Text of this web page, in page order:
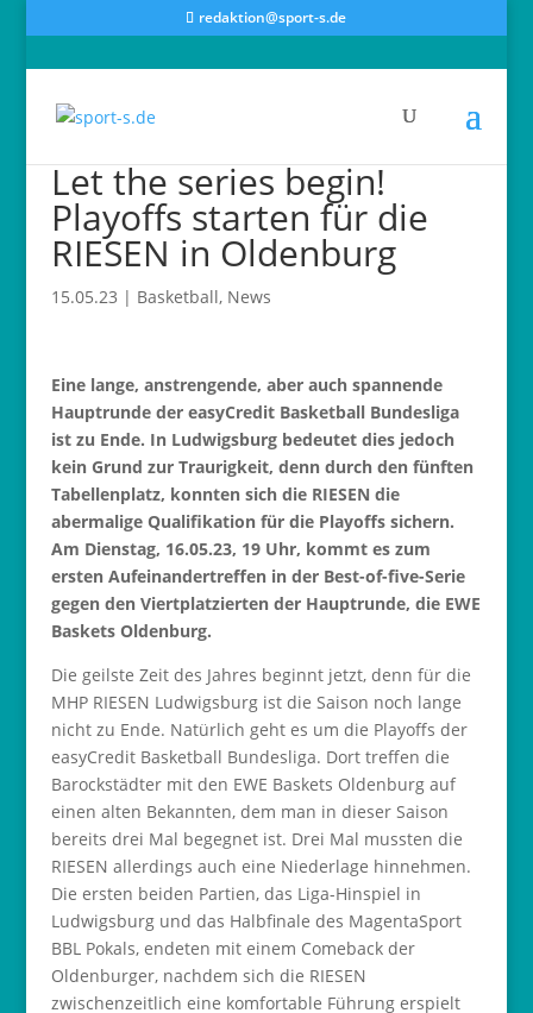
redaktion@sport-s.de
Let the series begin!
Playoffs starten für die
RIESEN in Oldenburg
15.05.23 | Basketball, News
Eine lange, anstrengende, aber auch spannende
Hauptrunde der easyCredit Basketball Bundesliga
ist zu Ende. In Ludwigsburg bedeutet dies jedoch
kein Grund zur Traurigkeit, denn durch den fünften
Tabellenplatz, konnten sich die RIESEN die
abermalige Qualifikation für die Playoffs sichern.
Am Dienstag, 16.05.23, 19 Uhr, kommt es zum
ersten Aufeinandertreffen in der Best-of-five-Serie
gegen den Viertplatzierten der Hauptrunde, die EWE
Baskets Oldenburg.
Die geilste Zeit des Jahres beginnt jetzt, denn für die
MHP RIESEN Ludwigsburg ist die Saison noch lange
nicht zu Ende. Natürlich geht es um die Playoffs der
easyCredit Basketball Bundesliga. Dort treffen die
Barockstädter mit den EWE Baskets Oldenburg auf
einen alten Bekannten, dem man in dieser Saison
bereits drei Mal begegnet ist. Drei Mal mussten die
RIESEN allerdings auch eine Niederlage hinnehmen.
Die ersten beiden Partien, das Liga-Hinspiel in
Ludwigsburg und das Halbfinale des MagentaSport
BBL Pokals, endeten mit einem Comeback der
Oldenburger, nachdem sich die RIESEN
zwischenzeitlich eine komfortable Führung erspielt